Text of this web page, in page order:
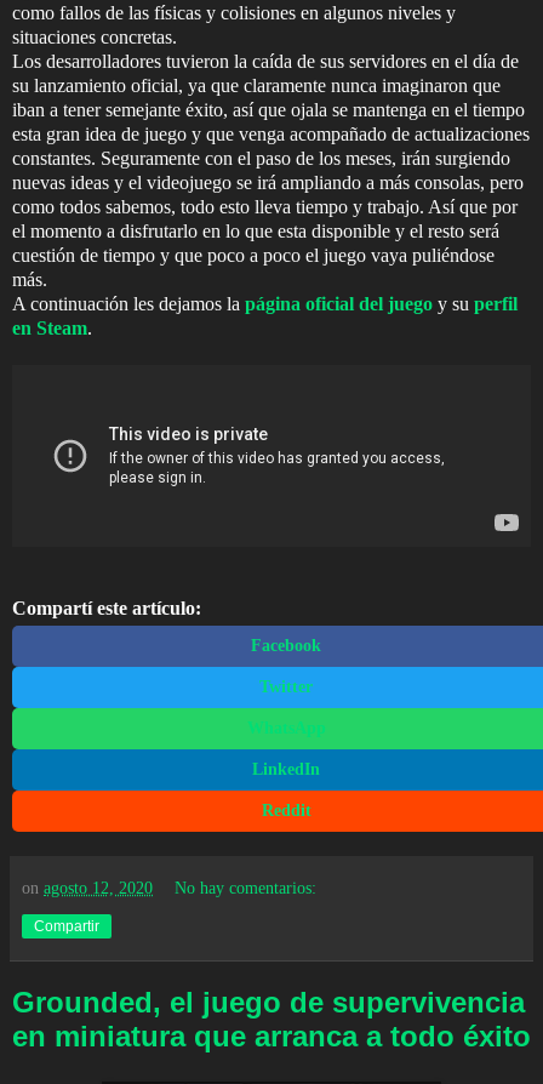
como fallos de las físicas y colisiones en algunos niveles y
situaciones concretas.
Los desarrolladores tuvieron la caída de sus servidores en el día de
su lanzamiento oficial, ya que claramente nunca imaginaron que
iban a tener semejante éxito, así que ojala se mantenga en el tiempo
esta gran idea de juego y que venga acompañado de actualizaciones
constantes. Seguramente con el paso de los meses, irán surgiendo
nuevas ideas y el videojuego se irá ampliando a más consolas, pero
como todos sabemos, todo esto lleva tiempo y trabajo. Así que por
el momento a disfrutarlo en lo que esta disponible y el resto será
cuestión de tiempo y que poco a poco el juego vaya puliéndose
más.
A continuación les dejamos la página oficial del juego y su perfil
en Steam.
Compartí este artículo:
Facebook
Twitter
WhatsApp
LinkedIn
Reddit
on agosto 12, 2020 No hay comentarios:
Compartir
Grounded, el juego de supervivencia
en miniatura que arranca a todo éxito